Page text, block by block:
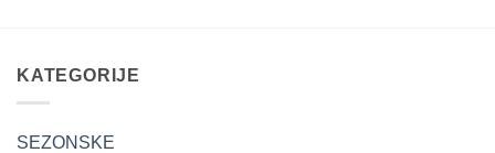
KATEGORIJE
SEZONSKE